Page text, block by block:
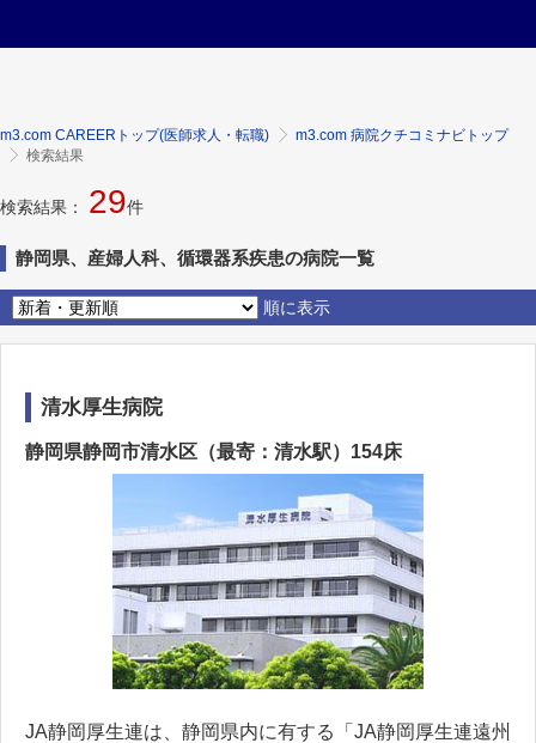
m3.com CAREERトップ(医師求人・転職)
m3.com 病院クチコミナビトップ
検索結果
検索結果： 29件
静岡県、産婦人科、循環器系疾患の病院一覧
順に表示
清水厚生病院
静岡県静岡市清水区（最寄：清水駅）154床
JA静岡厚生連は、静岡県内に有する「JA静岡厚生連遠州